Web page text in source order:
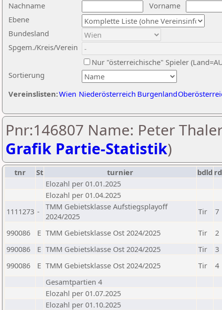
Nachname
Vorname
Ebene
Sortierung
Bundesland
Spgem./Kreis/Verein
Nur "österreichische" Spieler
Vereinslisten:Wien Niederösterreich Burgenland
Pnr:146807 Name: Peter
Grafik Partie-Statistik)
tnr St turnier bdld rd
Elozahl per 01.01.2025
Elozahl per 01.04.2025
1111273 -
TMM Gebietsklasse Aufstiegsplayoff
2024/2025
Tir 7
990086 E TMM Gebietsklasse Ost 2024/2025 Tir
2
990086
E TMM Gebietsklasse Ost 2024/2025 Tir
3
990086
E TMM Gebietsklasse Ost 2024/2025 Tir
4
Gesamtpartien 4
Elozahl per 01.07.2025
Elozahl per 01.10.2025